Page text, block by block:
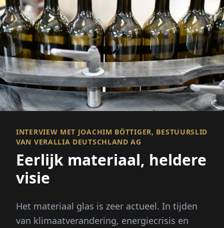
INTERVIEW MET JOACHIM BÖTTIGER, BESTUURSLID
VAN VERALLIA DEUTSCHLAND AG
Eerlijk materiaal, heldere
visie
Het materiaal glas is zeer actueel. In tijden
van klimaatverandering, energiecrisis en